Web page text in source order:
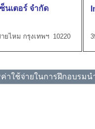
นเตอร์ จำกัด
ยไหม กรุงเทพฯ 10220
ค่าใช้จ่ายในการฝึกอบรมน